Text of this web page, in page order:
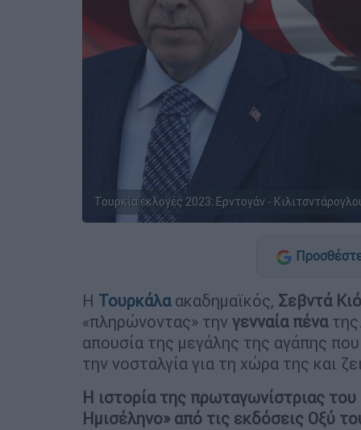
Τουρκία εκλογές 2023: Ερντογάν -
Η Τουρκάλαακαδημαϊκός, Σεβντά
«πληρώνοντας» την γενναία πένα
απουσία της μεγάλης της αγάπης
την νοσταλγία για τη χώρα της και
Η ιστορία της πρωταγωνίστριας
Ημισέληνο» από τις εκδόσεις Οξύ